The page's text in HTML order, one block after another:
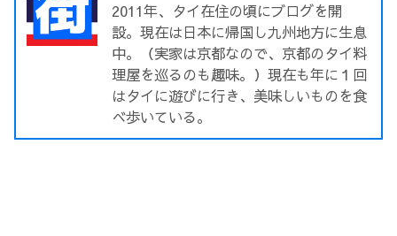
2011年、タイ在住の頃にブログを開
設。現在は日本に帰国し九州地方に生息
中。（実家は京都なので、京都のタイ料
理屋を巡るのも趣味。）現在も年に１回
はタイに遊びに行き、美味しいものを食
べ歩いている。